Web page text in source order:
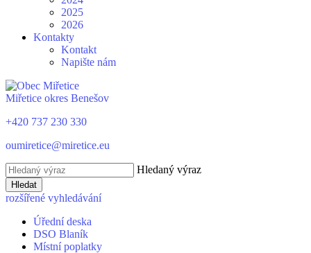
2025
2026
Kontakty
Kontakt
Napište nám
Miřetice okres Benešov
+420 737 230 330
oumiretice@miretice.eu
Hledaný výraz
Hledat
rozšířené vyhledávání
Úřední deska
DSO Blaník
Místní poplatky